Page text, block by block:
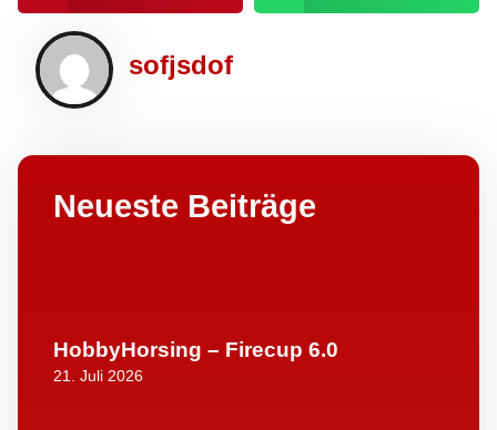
sofjsdof
Neueste Beiträge
HobbyHorsing – Firecup 6.0
21. Juli 2026